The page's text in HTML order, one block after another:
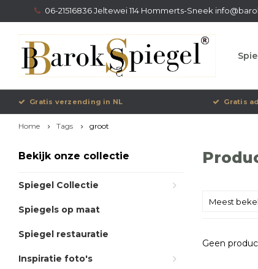
06-21516836 Jeltewei 114 Hommerts-Sneek
Gratis verzending in NL Gratis
Home Tags groot
Bekijk onze collectie
Spiegel Collectie
Spiegels op maat
Spiegel restauratie
Inspiratie foto's
Meest
Geen